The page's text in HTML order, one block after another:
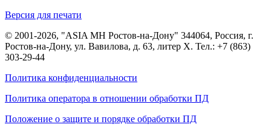
Версия для печати
© 2001-2026, "ASIA MH Ростов-на-Дону" 344064, Россия, г.
Ростов-на-Дону, ул. Вавилова, д. 63, литер Х. Тел.: +7 (863)
303-29-44
Политика конфиденциальности
Политика оператора в отношении обработки ПД
Положение о защите и порядке обработки ПД